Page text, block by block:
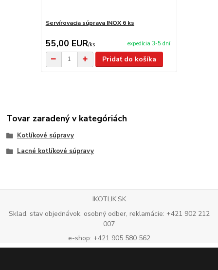
Servírovacia súprava INOX 6 ks
55,00 EUR/ks expedícia 3-5 dní
Pridať do košíka
Tovar zaradený v kategóriách
Kotlíkové súpravy
Lacné kotlíkové súpravy
IKOTLIK.SK
Sklad, stav objednávok, osobný odber, reklamácie: +421 902 212
007
e-shop: +421 905 580 562